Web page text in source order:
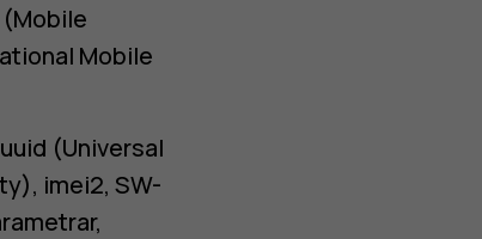
Mobile
(Universal
imei2, SW-